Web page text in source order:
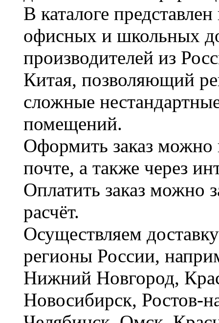
В каталоге
офисных и школьных
производителей из
Китая, позволяющий
сложные
помещений.
Оформить заказ можно
почте, а также через
Оплатить заказ можно
расчёт.
Осуществляем
регионы России,
Нижний Новгород,
Новосибирск, Ростов-